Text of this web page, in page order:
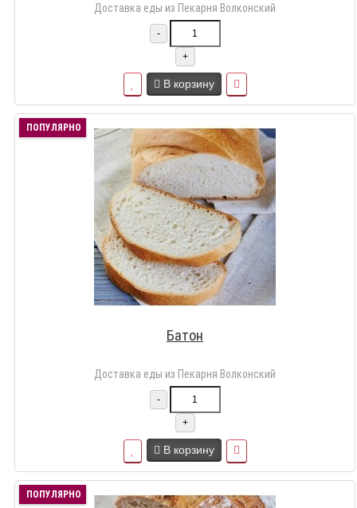
Доставка еды из Пекарня Волконский
-
+
В корзину
ПОПУЛЯРНО
Батон
Доставка еды из Пекарня Волконский
-
+
В корзину
ПОПУЛЯРНО